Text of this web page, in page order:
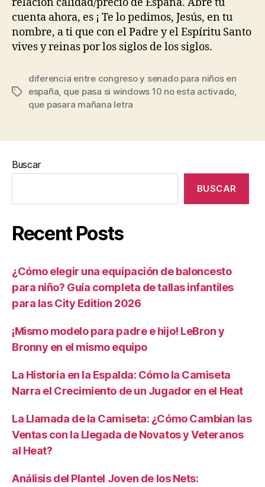
cuenta ahora, es ¡ Te lo pedimos, Jesús, en tu
nombre, a ti que con el Padre y el Espíritu Santo
vives y reinas por los siglos de los siglos.
Etiquetas
diferencia entre congreso y senado para niños en
españa que pasa si windows 10 no esta activado
que pasara mañana letra
Buscar
BUSCAR
Recent Posts
¿Cómo elegir una equipación de baloncesto
para niño? Guía completa de tallas infantiles
para las City Edition 2026
¡Mismo modelo para padre e hijo! LeBron y
Bronny en el mismo equipo
La Historia en la Espalda: Cómo la Camiseta
Narra el Crecimiento de un Jugador en el Heat
La Llamada de la Camiseta: ¿Cómo Cambian las
Ventas con la Llegada de Novatos y Veteranos
al Heat?
Análisis del Plantel Joven de los Nets: